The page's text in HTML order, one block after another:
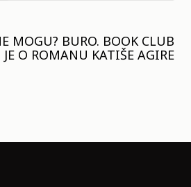
MOGU? BURO. BOOK CLUB
JE O ROMANU KATIŠE AGIRE